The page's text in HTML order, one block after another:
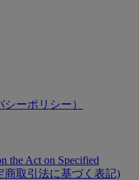
ーポリシー）
the Act on Specified
商取引法に基づく表記)